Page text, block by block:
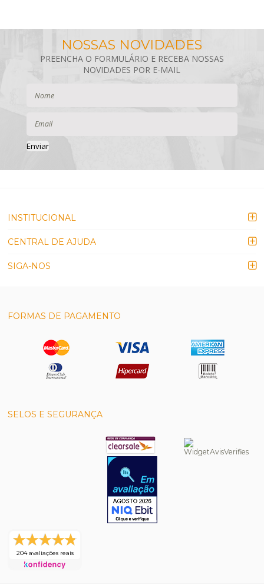
Enviar
INSTITUCIONAL
CENTRAL DE AJUDA
SIGA-NOS
FORMAS DE PAGAMENTO
SELOS E SEGURANÇA
204 avaliações reais